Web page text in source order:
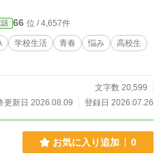
文の通う高校だった。 普通を演
る麗華。 そんな価値観のズレから二人
周りと合わすことをしない麗華はクラ
演じることに限界を
敗から、クラスでいじめられるように
、その答えを見つけていく。
話 66 位 / 4,657件
学校生活 青春 悩み
高校生
文字数 20,599
更新日 2026.08.09
登録日 2026.07.26
お気に入り追加 0